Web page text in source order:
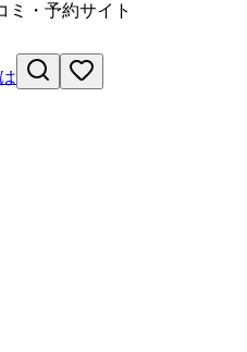
ミ・予約サイト